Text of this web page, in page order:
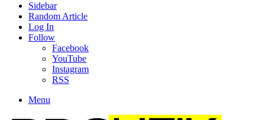
Sidebar
Random Article
Log In
Follow
Facebook
YouTube
Instagram
RSS
Menu